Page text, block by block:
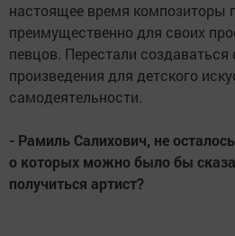
настоящее время композиторы
преимущественно для своих
певцов. Перестали
произведения для детского
самодеятельности.
- Рамиль Салихович, не
о которых можно было бы
получиться артист?